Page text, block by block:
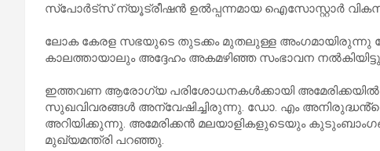
സ്പോർട്‌സ് ന്യൂട്രീഷൻ ഉൽപ്പന്നമായ ഐസോസ്റ്റാർ
ലോക കേരള സഭയുടെ തുടക്കം മുതലുള്ള
കാലത്തായാലും അദ്ദേഹം അകമഴിഞ്ഞ സംഭാവന
ഇത്തവണ ആരോഗ്യ പരിശോധനകൾക്കായി അമേരിക്കയിൽ
സുഖവിവരങ്ങൾ അന്വേഷിച്ചിരുന്നു. ഡോ. എം
അറിയിക്കുന്നു. അമേരിക്കൻ മലയാളികളുടെയും
മുഖ്യമന്ത്രി പറഞ്ഞു.